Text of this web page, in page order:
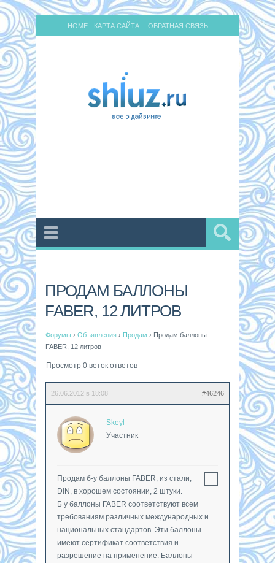
HOME КАРТА САЙТА ОБРАТНАЯ СВЯЗЬ
ПРОДАМ БАЛЛОНЫ
FABER, 12 ЛИТРОВ
Форумы › Объявления › Продам › Продам баллоны
FABER, 12 литров
Просмотр 0 веток ответов
26.06.2012 в 18:08 #46246
Skeyl
Участник
Продам б-у баллоны FABER, из стали,
DIN, в хорошем состоянии, 2 штуки.
Б у баллоны FABER соответствуют всем
требованиям различных международных и
национальных стандартов. Эти баллоны
имеют сертификат соответствия и
разрешение на применение. Баллоны